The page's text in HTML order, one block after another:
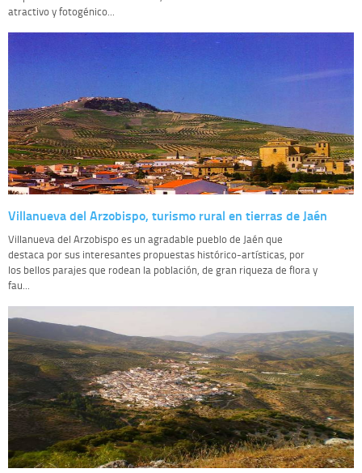
atractivo y fotogénico...
Villanueva del Arzobispo, turismo rural en tierras de Jaén
Villanueva del Arzobispo es un agradable pueblo de Jaén que
destaca por sus interesantes propuestas histórico-artísticas, por
los bellos parajes que rodean la población, de gran riqueza de flora y
fau...